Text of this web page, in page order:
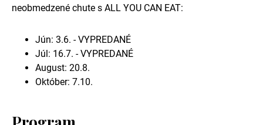
neobmedzené chute s ALL YOU CAN EAT:
Jún: 3.6. - VYPREDANÉ
Júl: 16.7. - VYPREDANÉ
August: 20.8.
Október: 7.10.